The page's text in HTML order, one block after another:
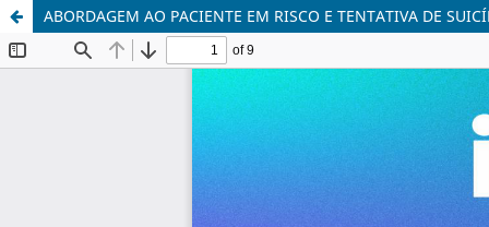
ABORDAGEM AO PACIENTE EM RISCO E TENTATIVA DE